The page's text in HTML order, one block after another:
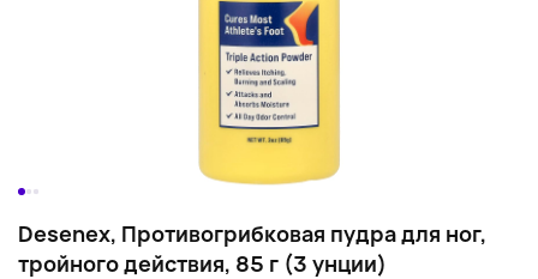
Desenex, Противогрибковая пудра для ног,
тройного действия, 85 г (3 унции)